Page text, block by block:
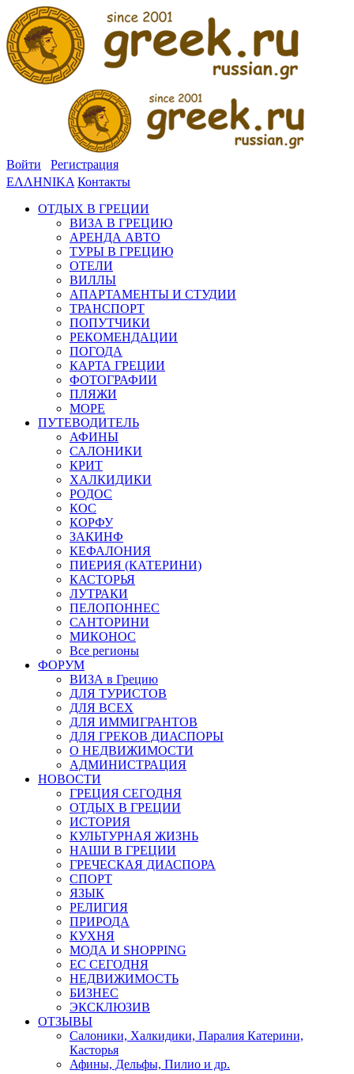
Войти
Регистрация
ΕΛΛΗΝΙΚΑ Контакты
ОТДЫХ В ГРЕЦИИ
ВИЗА В ГРЕЦИЮ
АРЕНДА АВТО
ТУРЫ В ГРЕЦИЮ
ОТЕЛИ
ВИЛЛЫ
АПАРТАМЕНТЫ И СТУДИИ
ТРАНСПОРТ
ПОПУТЧИКИ
РЕКОМЕНДАЦИИ
ПОГОДА
КАРТА ГРЕЦИИ
ФОТОГРАФИИ
ПЛЯЖИ
МОРЕ
ПУТЕВОДИТЕЛЬ
АФИНЫ
САЛОНИКИ
КРИТ
ХАЛКИДИКИ
РОДОС
КОС
КОРФУ
ЗАКИНФ
КЕФАЛОНИЯ
ПИЕРИЯ (КАТЕРИНИ)
КАСТОРЬЯ
ЛУТРАКИ
ПЕЛОПОННЕС
САНТОРИНИ
МИКОНОС
Все регионы
ФОРУМ
ВИЗА в Грецию
ДЛЯ ТУРИСТОВ
ДЛЯ ВСЕХ
ДЛЯ ИММИГРАНТОВ
ДЛЯ ГРЕКОВ ДИАСПОРЫ
О НЕДВИЖИМОСТИ
АДМИНИСТРАЦИЯ
НОВОСТИ
ГРЕЦИЯ СЕГОДНЯ
ОТДЫХ В ГРЕЦИИ
ИСТОРИЯ
КУЛЬТУРНАЯ ЖИЗНЬ
НАШИ В ГРЕЦИИ
ГРЕЧЕСКАЯ ДИАСПОРА
СПОРТ
ЯЗЫК
РЕЛИГИЯ
ПРИРОДА
КУХНЯ
МОДА И SHOPPING
ЕС СЕГОДНЯ
НЕДВИЖИМОСТЬ
БИЗНЕС
ЭКСКЛЮЗИВ
ОТЗЫВЫ
Салоники, Халкидики, Паралия Катерини,
Касторья
Афины, Дельфы, Пилио и др.